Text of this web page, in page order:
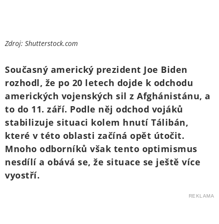
Zdroj: Shutterstock.com
Současný americký prezident Joe Biden
rozhodl, že po 20 letech dojde k odchodu
amerických vojenských sil z Afghánistánu, a
to do 11. září. Podle něj odchod vojáků
stabilizuje situaci kolem hnutí Tálibán,
které v této oblasti začíná opět útočit.
Mnoho odborníků však tento optimismus
nesdílí a obává se, že situace se ještě více
vyostří.
REKLAMA